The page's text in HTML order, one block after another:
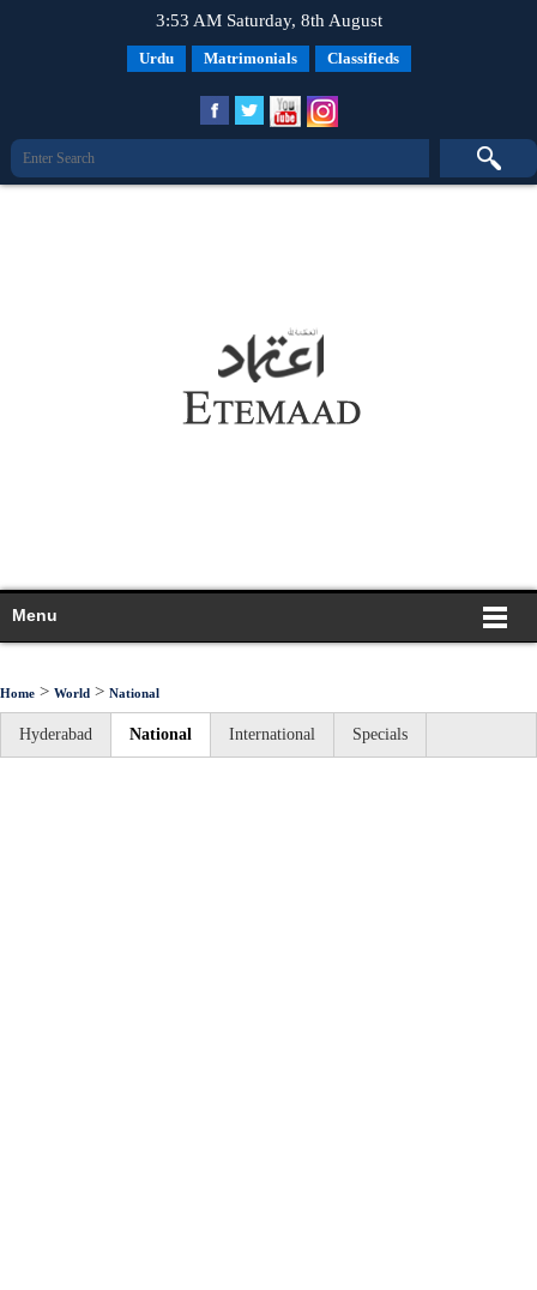
3:53 AM Saturday, 8th August
Urdu Matrimonials Classifieds
Menu
Home > World > National
Hyderabad National International Specials